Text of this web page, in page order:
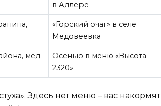
в Адлере
«Горский очаг» в селе
Медовеевка
мед
Осенью в меню «Высота
2320»
Здесь нет меню – вас накормят